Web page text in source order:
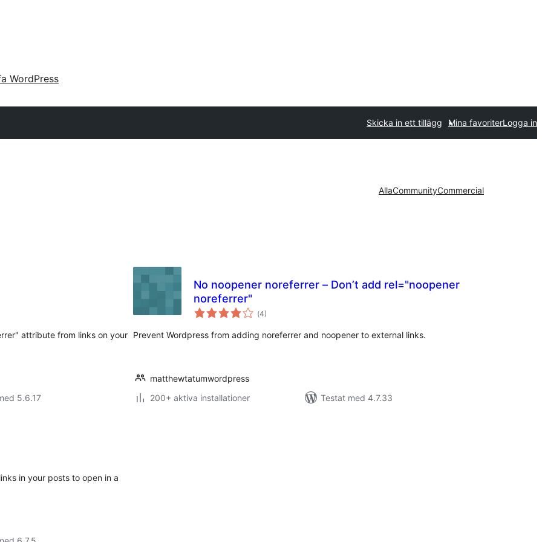
WordPress
Skicka in ett tillägg Mina favoriterLogga in
AllaCommunityCommercial
attribute from links on your
5.6.17
No noopener noreferrer – Don’t add rel="noopener
noreferrer"
(Totalt
antal
4)
Prevent Wordpress from adding noreferrer and noopener to external links.
matthewtatumwordpress
200+ aktiva installationer
Testat med 4.7.33
in your posts to open in a